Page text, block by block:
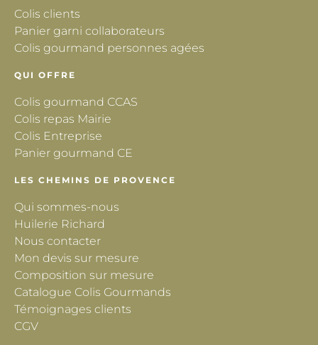
Colis clients
Panier garni collaborateurs
Colis gourmand personnes agées
QUI OFFRE
Colis gourmand CCAS
Colis repas Mairie
Colis Entreprise
Panier gourmand CE
LES CHEMINS DE PROVENCE
Qui sommes-nous
Huilerie Richard
Nous contacter
Mon devis sur mesure
Composition sur mesure
Catalogue Colis Gourmands
Témoignages clients
CGV